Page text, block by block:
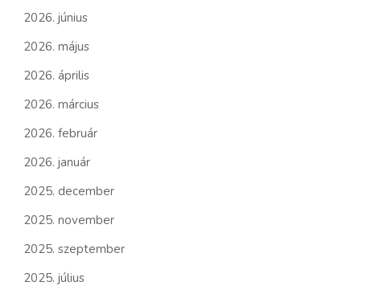
2026. június
2026. május
2026. április
2026. március
2026. február
2026. január
2025. december
2025. november
2025. szeptember
2025. július